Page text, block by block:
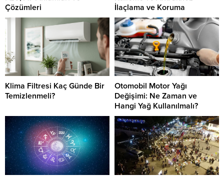
Çözümleri
İlaçlama ve Koruma
Klima Filtresi Kaç Günde Bir
Temizlenmeli?
Otomobil Motor Yağı
Değişimi: Ne Zaman ve
Hangi Yağ Kullanılmalı?